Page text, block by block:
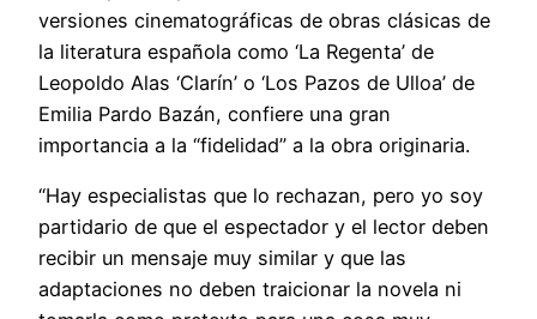
versiones cinematográficas de obras clásicas de
la literatura española como ‘La Regenta’ de
Leopoldo Alas ‘Clarín’ o ‘Los Pazos de Ulloa’ de
Emilia Pardo Bazán, confiere una gran
importancia a la “fidelidad” a la obra originaria.
“Hay especialistas que lo rechazan, pero yo soy
partidario de que el espectador y el lector deben
recibir un mensaje muy similar y que las
adaptaciones no deben traicionar la novela ni